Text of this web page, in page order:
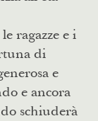
ragazze e i
di
e
e ancora
schiuderà